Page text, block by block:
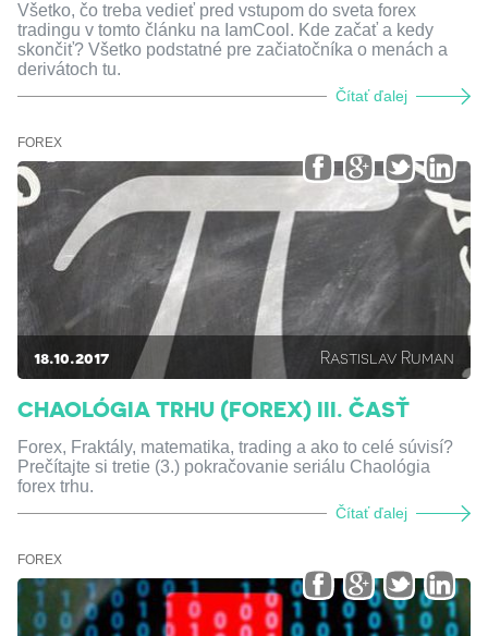
Všetko, čo treba vedieť pred vstupom do sveta forex
tradingu v tomto článku na IamCool. Kde začať a kedy
skončiť? Všetko podstatné pre začiatočníka o menách a
derivátoch tu.
Čítať ďalej
FOREX
18.10.2017 Rastislav Ruman
CHAOLÓGIA TRHU (FOREX) III. ČASŤ
Forex, Fraktály, matematika, trading a ako to celé súvisí?
Prečítajte si tretie (3.) pokračovanie seriálu Chaológia
forex trhu.
Čítať ďalej
FOREX